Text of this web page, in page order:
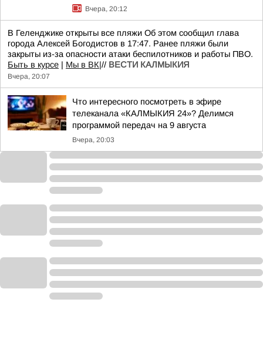
Вчера, 20:12
В Геленджике открыты все пляжи Об этом сообщил глава
города Алексей Богодистов в 17:47. Ранее пляжи были
закрыты из-за опасности атаки беспилотников и работы ПВО.
Быть в курсе | Мы в ВК|// ВЕСТИ КАЛМЫКИЯ
Вчера, 20:07
Что интересного посмотреть в эфире
телеканала «КАЛМЫКИЯ 24»? Делимся
программой передач на 9 августа
Вчера, 20:03